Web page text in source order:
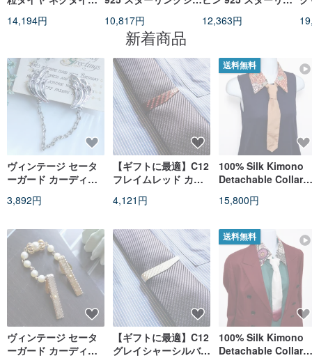
シルバー
14,194円 10,817円 12,363円
新着商品
ヴィンテージ セータ
ーガード カーディガ
3,892円
ヴィンテージ セータ
ーガード カーディガ
【ギフトに最適】C12
フレイムレッド カー
スファイバー 超軽量
4,121円
【ギフトに最適】C12
グレイシャーシルバー
送料無料
100% Silk Kimono
Detachable Collar
| Atelier Direct
15,800円
送料無料
100% Silk Kimono
Detachable Collar